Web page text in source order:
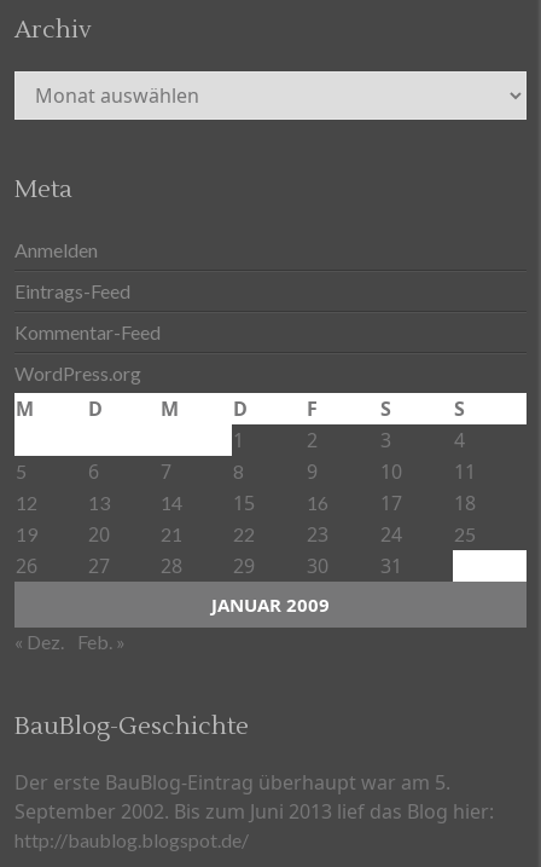
Archiv
Archiv
Meta
Anmelden
Eintrags-Feed
Kommentar-Feed
WordPress.org
JANUAR 2009
M D M D F S
S
1
2 3 4
5 6 7 8 9 10 11
12 13 14 15 16 17 18
19 20 21 22 23 24 25
26 27 28 29 30 31
« Dez. Feb. »
BauBlog-Geschichte
Der erste BauBlog-Eintrag überhaupt war am 5.
September 2002. Bis zum Juni 2013 lief das Blog hier:
http://baublog.blogspot.de/